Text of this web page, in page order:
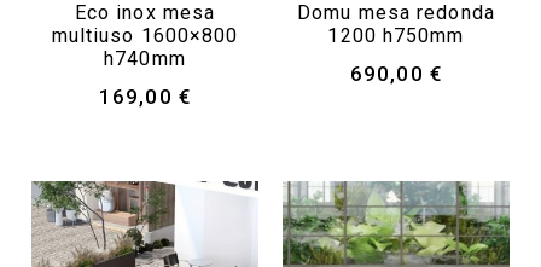
Eco inox mesa
multiuso 1600×800
h740mm
169,00 €
Domu mesa redonda
1200 h750mm
690,00 €